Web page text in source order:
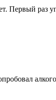
Первый раз